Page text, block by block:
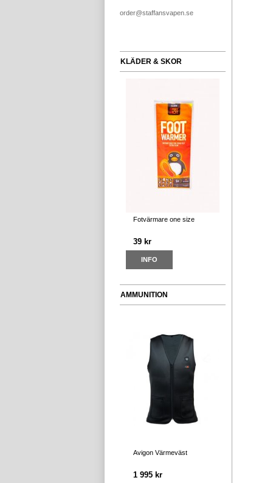
order@staffansvapen.se
KLÄDER & SKOR
Fotvärmare one size
39 kr
INFO
AMMUNITION
Avigon Värmeväst
1 995 kr